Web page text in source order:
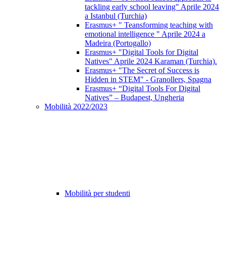
tackling early school leaving" Aprile 2024
a Istanbul (Turchia)
Erasmus+ " Teansforming teaching with
emotional intelligence " Aprile 2024 a
Madeira (Portogallo)
Erasmus+ "Digital Tools for Digital
Natives" Aprile 2024 Karaman (Turchia).
Erasmus+ "The Secret of Success is
Hidden in STEM" - Granollers, Spagna
Erasmus+ “Digital Tools For Digital
Natives” – Budapest, Ungheria
Mobilità 2022/2023
Mobilità per studenti